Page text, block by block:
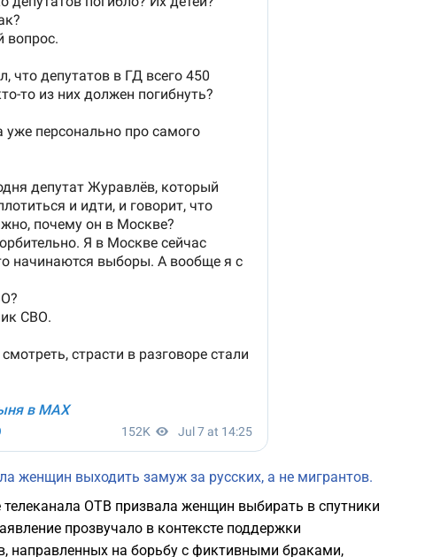
женщин выходить замуж за русских, а не мигрантов.
ОТВ призвала женщин выбирать в спутники
прозвучало в контексте поддержки
направленных на борьбу с фиктивными браками,